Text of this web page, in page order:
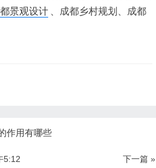
景观设计
、成都乡村规划、成都
作用有哪些
下一篇 »
5:12